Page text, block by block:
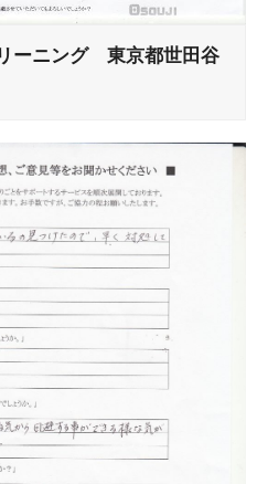
ーニング 東京都世田谷